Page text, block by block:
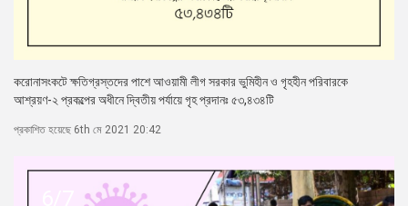
করোনাসংকটে ক্ষতিগ্রস্তদের পাশে আওয়ামী লীগ সরকার ভুমিহীন ও গৃহহীন পরিবারকে
আশ্রয়ণ-২ প্রকল্পের অধীনে দ্বিতীয় পর্যায়ে গৃহ প্রদানঃ ৫৩,৪৩৪টি
প্রকাশিত হয়েছে 6th মে 2021 20:42